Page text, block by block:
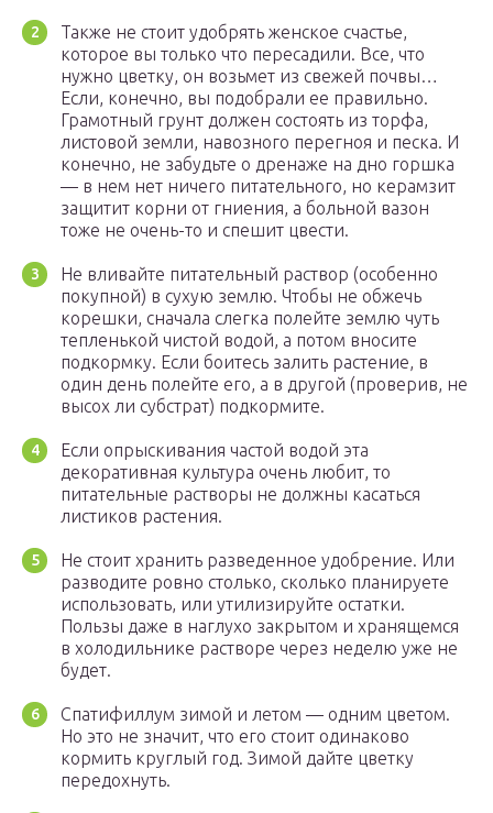
Также не стоит удобрять женское счастье,
которое вы только что пересадили. Все, что
нужно цветку, он возьмет из свежей почвы…
Если, конечно, вы подобрали ее правильно.
Грамотный грунт должен состоять из торфа,
листовой земли, навозного перегноя и песка. И
конечно, не забудьте о дренаже на дно горшка
— в нем нет ничего питательного, но керамзит
защитит корни от гниения, а больной вазон
тоже не очень-то и спешит цвести.
Не вливайте питательный раствор (особенно
покупной) в сухую землю. Чтобы не обжечь
корешки, сначала слегка полейте землю чуть
тепленькой чистой водой, а потом вносите
подкормку. Если боитесь залить растение, в
один день полейте его, а в другой (проверив, не
высох ли субстрат) подкормите.
Если опрыскивания частой водой эта
декоративная культура очень любит, то
питательные растворы не должны касаться
листиков растения.
Не стоит хранить разведенное удобрение. Или
разводите ровно столько, сколько планируете
использовать, или утилизируйте остатки.
Пользы даже в наглухо закрытом и хранящемся
в холодильнике растворе через неделю уже не
будет.
Спатифиллум зимой и летом — одним цветом.
Но это не значит, что его стоит одинаково
кормить круглый год. Зимой дайте цветку
передохнуть.